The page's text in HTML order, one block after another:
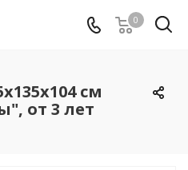
0
см
от 3 лет